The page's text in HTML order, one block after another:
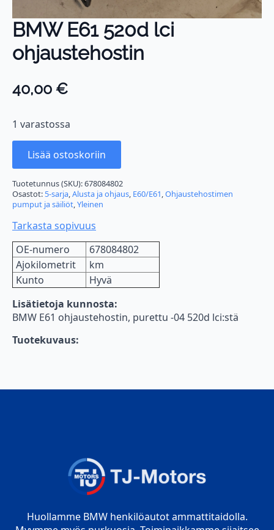
BMW E61 520d lci
ohjaustehostin
40,00 €
1 varastossa
Lisää ostoskoriin
Tuotetunnus (SKU):678084802
Osastot: 5-sarja,Alusta ja ohjaus, E60/E61,Ohjaustehostimen
pumput ja säiliöt,Yleinen
Tarkasta sopivuus
OE-numero
678084802
Ajokilometrit
km
Kunto
Hyvä
Lisätietoja kunnosta:
BMW E61 ohjaustehostin, purettu -04 520d lci:stä
Tuotekuvaus:
Huollamme BMW henkilöautot ammattitaidolla.